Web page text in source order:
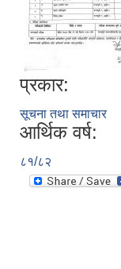
प्रकार:
सूचना तथा समाचार
आर्थिक वर्ष:
८१/८२